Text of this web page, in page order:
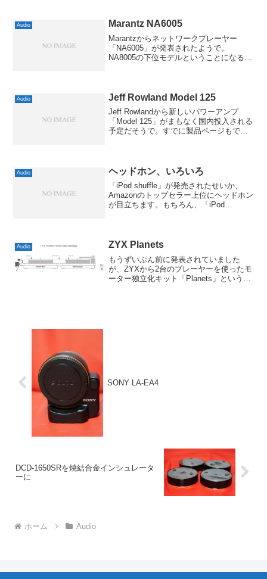
Audio Marantz NA6005
Marantzからネットワークプレーヤー
「NA6005」が発表されたようで。
NA8005の下位モデルということになるそ
ムも省略...
Audio Jeff Rowland Model 125
Jeff Rowlandから新しいパワーアンプ
「Model 125」がまもなく国内投入される
予定だそうで。すでに製品ページもでき
Audio ヘッドホン、いろいろ
「iPod shuffle」が発売されたせいか、
Amazonのトップセラー上位にヘッドホン
が目立ちます。もちろん、「iPod
Audio ZYX Planets
もうずいぶん前に発表されていました
が、ZYXから2台のプレーヤーを使ったモ
ーター独立化キット「Planets」というの
SONY LA-EA4
DCD-1650SRを焼結合金インシュレータ
ーに
ホーム Audio